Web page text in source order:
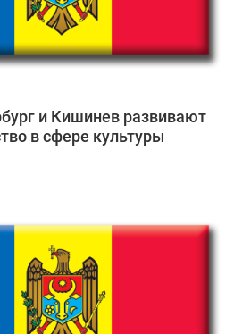
и Кишинев развивают
в сфере культуры